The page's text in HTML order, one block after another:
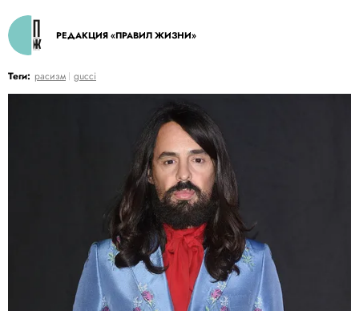
РЕДАКЦИЯ «ПРАВИЛ ЖИЗНИ»
Теги: расизм gucci